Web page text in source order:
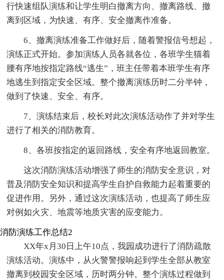
行快速组队演练和让学生明白撤离方向、撤离路线、撤
离到区域，为快速、有序、安全撤离作准备。
6、撤离演练准备工作做好后，随着警报信号想起，
演练正式开始。参加演练人员各就各位，各班学生猫着
腰有序地按指定路线“逃生”，班主任带着本班学生有序
地逃生到指定安全区域。整个撤离演练历时二分半钟，
做到了快速、安全、有序。
7、演练结束后，校长对此次演练活动作了并对学生
进行了相关的消防教育。
8、各班按指定的返回路线，安全有序地返回教室。
这次消防演练活动增强了师生的消防安全意识，对
普及消防安全知识和提高学生自护自救能力起着重要的
促进作用。另外，通过这次演练活动，也提高了师生应
对例如火灾、地震等地质灾害的应变能力。
消防演练工作总结2
XX年x月30日上午10点，我园成功进行了消防疏散
演练活动。演练中，从火警警报响起到学生全部从教室
撤离到校园安全区域，历时两分钟。整个演练过程做到